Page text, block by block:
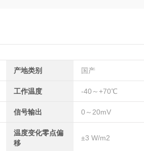
产地类别 国产
工作温度 -40～+70℃
信号输出 0～20mV
温度变化零点偏
移
±3 W/m2